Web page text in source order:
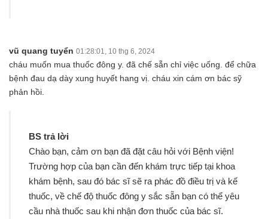
vũ quang tuyển 01:28:01, 10 thg 6, 2024
cháu muốn mua thuốc đông y. đã chế sẵn chỉ việc uống. để chữa
bệnh đau dạ dày xung huyết hang vị. cháu xin cám ơn bác sỹ
phản hồi.
BS trả lời
Chào bạn, cảm ơn bạn đã đặt câu hỏi với Bệnh viện!
Trường hợp của bạn cần đến khám trực tiếp tại khoa
khám bệnh, sau đó bác sĩ sẽ ra phác đồ điều trị và kế
thuốc, về chế độ thuốc đông y sắc sẵn bạn có thể yêu
cầu nhà thuốc sau khi nhận đơn thuốc của bác sĩ.